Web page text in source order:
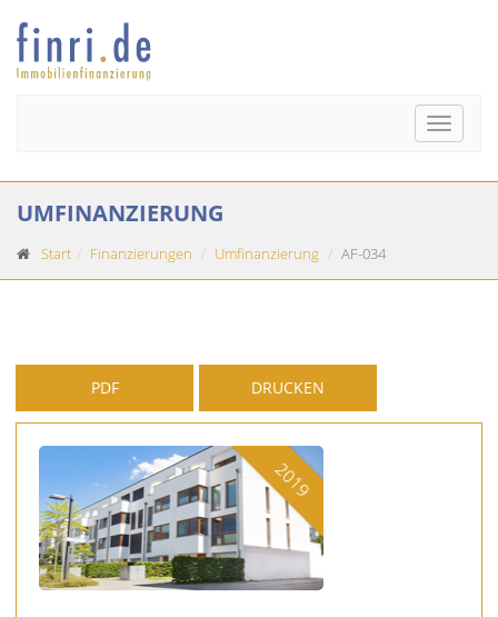
Toggle
UMFINANZIERUNG
Start Finanzierungen Umfinanzierung AF-034
PDF DRUCKEN
2019